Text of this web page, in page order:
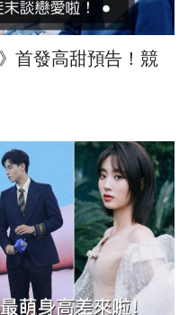
首發高甜預告！競